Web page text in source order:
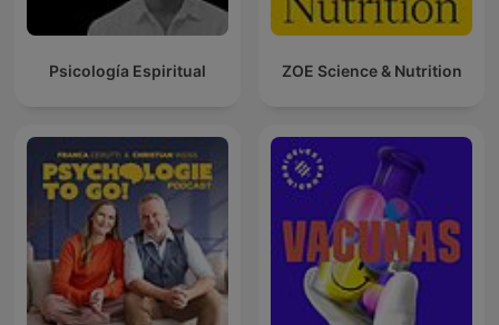
Psicología Espiritual ZOE Science & Nutrition